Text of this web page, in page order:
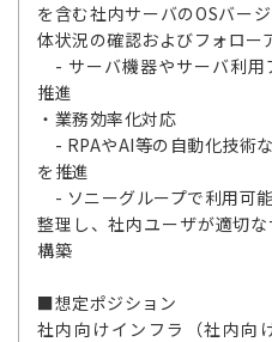
を含む社内サーバのOSバー
体状況の確認およびフォロー
- サーバ機器やサーバ利用
推進
・業務効率化対応
- RPAやAI等の自動化技術
を推進
- ソニーグループで利用可
整理し、社内ユーザが適切
構築
■想定ポジション
社内向けインフラ（社内向